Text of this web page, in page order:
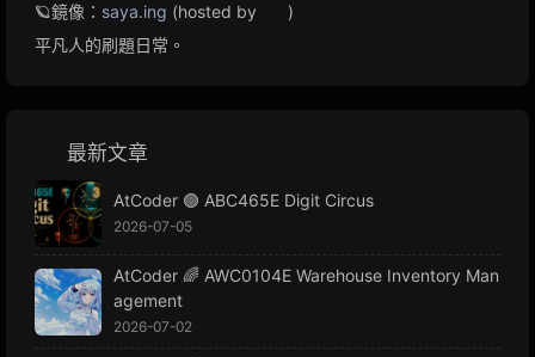
🪐鏡像： saya.ing (hosted by
)
平凡人的刷題日常。
最新文章
AtCoder 🟢 ABC465E Digit Circus
2026-07-05
AtCoder 🌈 AWC0104E Warehouse Inventory Man
agement
2026-07-02